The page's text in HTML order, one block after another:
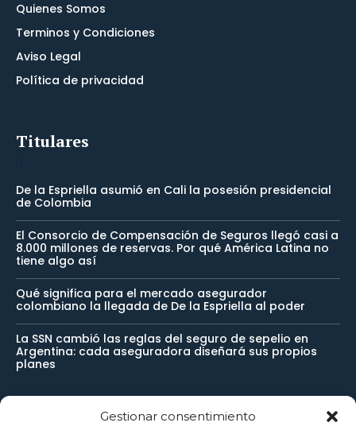
Gestionar consentimiento
Quienes Somos
Terminos y Condiciones
Aviso Legal
Política de privacidad
Titulares
De la Espriella asumió en Cali la posesión presidencial
de Colombia
El Consorcio de Compensación de Seguros llegó casi a
8.000 millones de reservas. Por qué América Latina no
tiene algo así
Qué significa para el mercado asegurador
colombiano la llegada de De la Espriella al poder
La SSN cambió las reglas del seguro de sepelio en
Argentina: cada aseguradora diseñará sus propios
planes
Newsletter